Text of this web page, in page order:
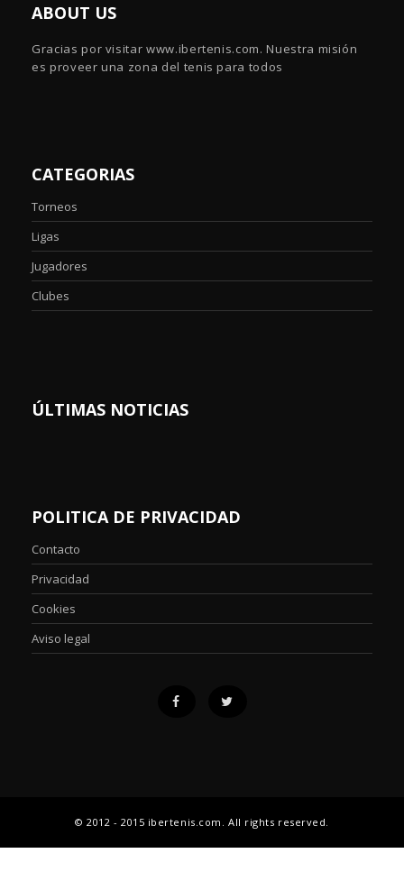
ABOUT US
Gracias por visitar www.ibertenis.com. Nuestra misión
es proveer una zona del tenis para todos
CATEGORIAS
Torneos
Ligas
Jugadores
Clubes
ÚLTIMAS NOTICIAS
POLITICA DE PRIVACIDAD
Contacto
Privacidad
Cookies
Aviso legal
© 2012 - 2015 ibertenis.com. All rights reserved.